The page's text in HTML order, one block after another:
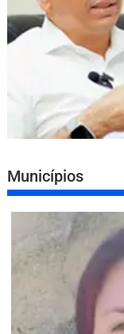
Municípios